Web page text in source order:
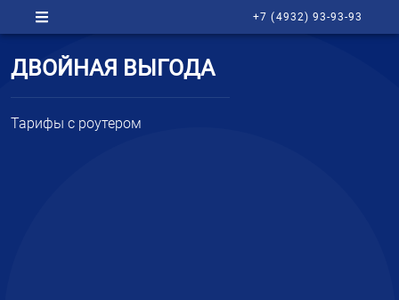
+7 (4932) 93-93-93
ДВОЙНАЯ ВЫГОДА
Тарифы с роутером